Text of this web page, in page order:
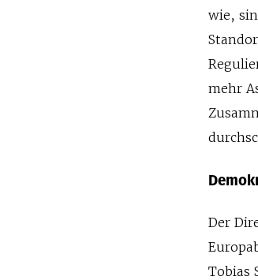
wie,
mehr
Der
Tobias